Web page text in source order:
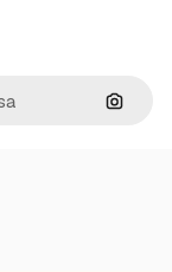
Cerca